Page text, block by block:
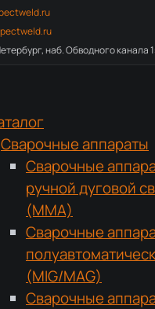
наб. Обводного канала
Сварочные аппараты
Сварочные
ручной дуговой
(MMA)
Сварочные
(MIG/MAG)
Сварочные